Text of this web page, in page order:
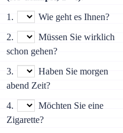
1.
Wie geht es Ihnen?
2.
Müssen Sie wirklich
schon gehen?
3.
Haben Sie morgen
abend Zeit?
4.
Möchten Sie eine
Zigarette?